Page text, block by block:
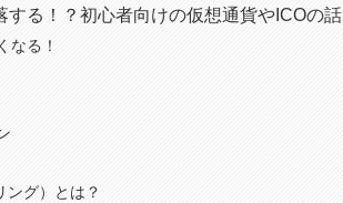
る！？初心者向けの仮想通貨やICOの話
なる！
グ）とは？